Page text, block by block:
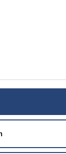
hoạt động